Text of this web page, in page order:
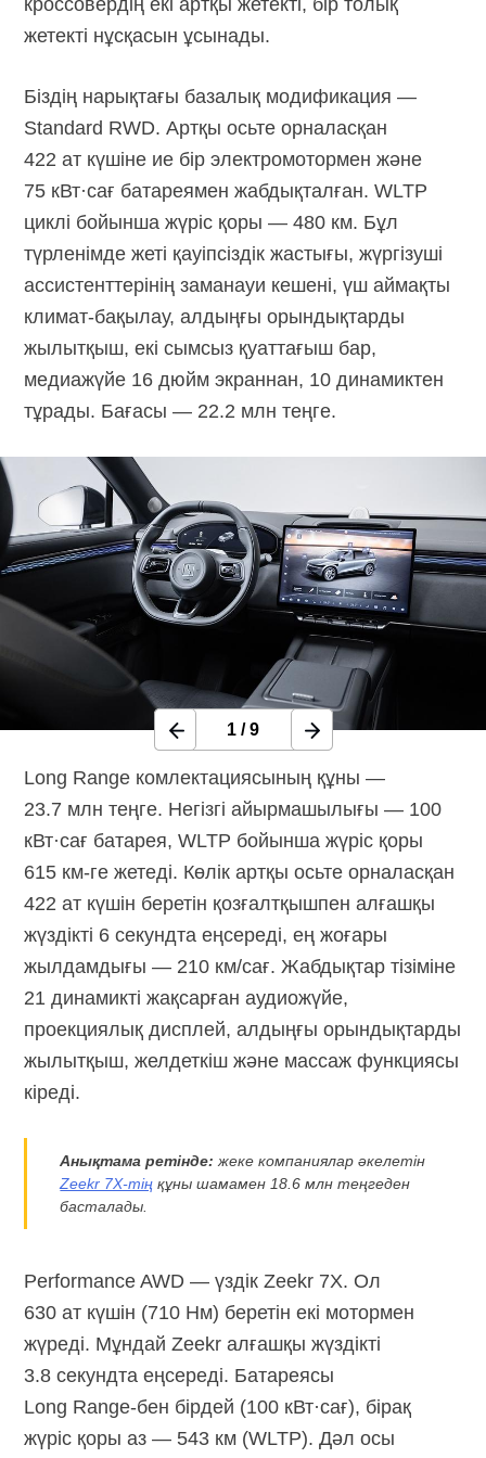
жетекті нұсқасын ұсынады.
Біздің нарықтағы базалық модификация —
Standard RWD. Артқы осьте орналасқан
422 ат күшіне ие бір электромотормен және
75 кВт·сағ батареямен жабдықталған. WLTP
циклі бойынша жүріс қоры — 480 км. Бұл
түрленімде жеті қауіпсіздік жастығы, жүргізуші
ассистенттерінің заманауи кешені, үш аймақты
климат-бақылау, алдыңғы орындықтарды
жылытқыш, екі сымсыз қуаттағыш бар,
медиажүйе 16 дюйм экраннан, 10 динамиктен
тұрады. Бағасы — 22.2 млн теңге.
1 /9
Long Range комлектациясының құны —
23.7 млн теңге. Негізгі айырмашылығы — 100
кВт·сағ батарея, WLTP бойынша жүріс қоры
615 км-ге жетеді. Көлік артқы осьте орналасқан
422 ат күшін беретін қозғалтқышпен алғашқы
жүздікті 6 секундта еңсереді, ең жоғары
жылдамдығы — 210 км/сағ. Жабдықтар тізіміне
21 динамикті жақсарған аудиожүйе,
проекциялық дисплей, алдыңғы орындықтарды
жылытқыш, желдеткіш және массаж функциясы
кіреді.
Анықтама ретінде: жеке компаниялар әкелетін
Zeekr 7X-тің құны шамамен 18.6 млн теңгеден
басталады.
Performance AWD — үздік Zeekr 7X. Ол
630 ат күшін (710 Нм) беретін екі мотормен
жүреді. Мұндай Zeekr алғашқы жүздікті
3.8 секундта еңсереді. Батареясы
Long Range-бен бірдей (100 кВт·сағ), бірақ
жүріс қоры аз — 543 км (WLTP). Дәл осы